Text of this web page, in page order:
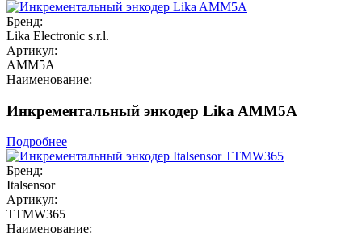
Бренд:
Lika Electronic s.r.l.
Артикул:
AMM5A
Наименование:
Инкрементальный энкодер Lika AMM5A
Подробнее
Бренд:
Italsensor
Артикул:
TTMW365
Наименование: